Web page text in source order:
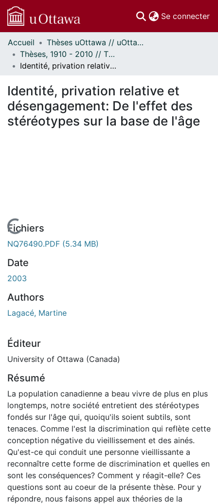
Se connecter
Communautés
et collections
Parcourir
À propos
Accueil
Thèses uOttawa // uOttawa Theses
Thèses, 1910 - 2010 // Theses, 1910 - 2010
Identité, privation relative et désengagement: De l'effet des stéréotypes sur la base de l'âge
Identité, privation relative et
désengagement: De l'effet des
stéréotypes sur la base de l'âge
En cours de chargement...
Fichiers
NQ76490.PDF (5.34 MB)
Date
2003
Authors
Lagacé, Martine
Éditeur
University of Ottawa (Canada)
Résumé
La population canadienne a beau vivre de plus en plus
longtemps, notre société entretient des stéréotypes
fondés sur l'âge qui, quoiqu'ils soient subtils, sont
tenaces. Comme l'est la discrimination qui reflète cette
conception négative du vieillissement et des ainés.
Qu'est-ce qui conduit une personne vieillissante a
reconnaître cette forme de discrimination et quelles en
sont les conséquences? Comment y réagit-elle? Ces
questions sont au coeur de la présente thèse. Pour y
répondre, nous faisons appel aux théories de la